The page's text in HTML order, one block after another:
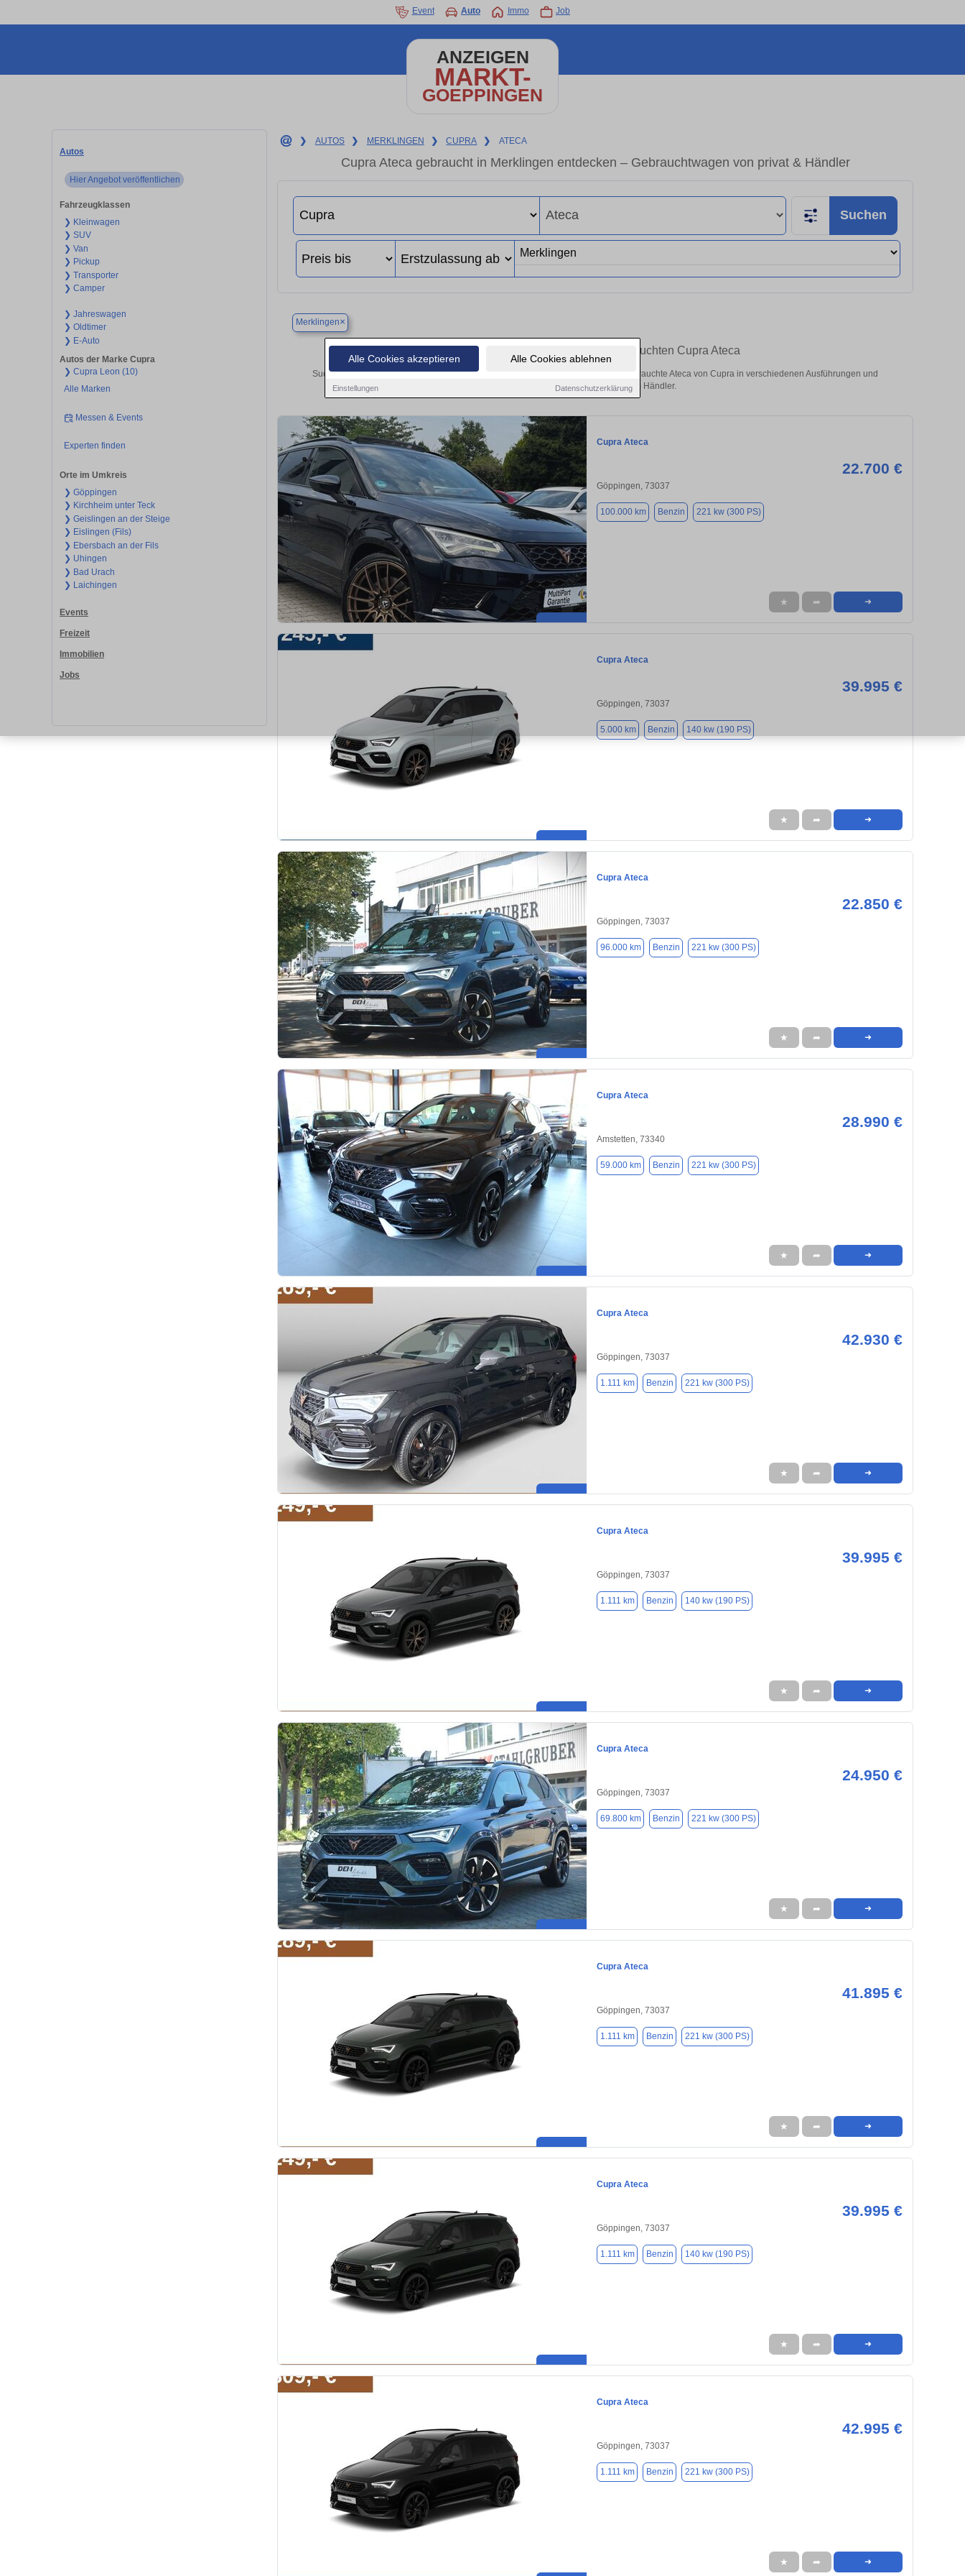
Alle Cookies akzeptieren Alle Cookies ablehnen
Einstellungen Datenschutzerklärung
Event Auto Immo Job
ANZEIGEN
MARKT-
GOEPPINGEN
Autos
Hier Angebot veröffentlichen
Fahrzeugklassen
❯ Kleinwagen
❯ SUV
❯ Van
❯ Pickup
❯ Transporter
❯ Camper
❯ Jahreswagen
❯ Oldtimer
❯ E-Auto
Autos der Marke Cupra
❯ Cupra Leon (10)
Alle Marken
Messen & Events
Experten finden
Orte im Umkreis
❯ Göppingen
❯ Kirchheim unter Teck
❯ Geislingen an der Steige
❯ Eislingen (Fils)
❯ Ebersbach an der Fils
❯ Uhingen
❯ Bad Urach
❯ Laichingen
Events
Freizeit
Immobilien
Jobs
❯ AUTOS ❯ MERKLINGEN ❯ CUPRA ❯ ATECA
Cupra Ateca gebraucht in Merklingen entdecken – Gebrauchtwagen von privat & Händler
Suchen
Merklingen×
Finden Sie in Merklingen Ihren gebrauchten Cupra Ateca
Suchen Sie in Merklingen einen Cupra Ateca Gebrauchtwagen? Entdecken Sie gebrauchte Ateca von Cupra in verschiedenen Ausführungen und
Preisklassen von privat und vom Händler.
Cupra Ateca
22.700 €
Göppingen, 73037
100.000 km Benzin 221 kw (300 PS)
★ ➦ ➜
Cupra Ateca
39.995 €
Göppingen, 73037
5.000 km Benzin 140 kw (190 PS)
★ ➦ ➜
Cupra Ateca
22.850 €
Göppingen, 73037
96.000 km Benzin 221 kw (300 PS)
★ ➦ ➜
Cupra Ateca
28.990 €
Amstetten, 73340
59.000 km Benzin 221 kw (300 PS)
★ ➦ ➜
Cupra Ateca
42.930 €
Göppingen, 73037
1.111 km Benzin 221 kw (300 PS)
★ ➦ ➜
Cupra Ateca
39.995 €
Göppingen, 73037
1.111 km Benzin 140 kw (190 PS)
★ ➦ ➜
Cupra Ateca
24.950 €
Göppingen, 73037
69.800 km Benzin 221 kw (300 PS)
★ ➦ ➜
Cupra Ateca
41.895 €
Göppingen, 73037
1.111 km Benzin 221 kw (300 PS)
★ ➦ ➜
Cupra Ateca
39.995 €
Göppingen, 73037
1.111 km Benzin 140 kw (190 PS)
★ ➦ ➜
Cupra Ateca
42.995 €
Göppingen, 73037
1.111 km Benzin 221 kw (300 PS)
★ ➦ ➜